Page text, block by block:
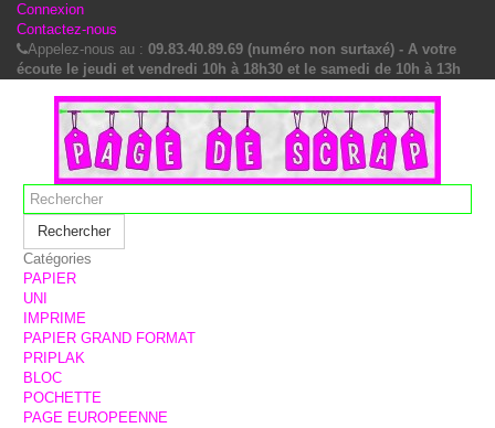
Connexion
Contactez-nous
Appelez-nous au : 09.83.40.89.69 (numéro non surtaxé) - A votre
écoute le jeudi et vendredi 10h à 18h30 et le samedi de 10h à 13h
Rechercher
Catégories
PAPIER
UNI
IMPRIME
PAPIER GRAND FORMAT
PRIPLAK
BLOC
POCHETTE
PAGE EUROPEENNE